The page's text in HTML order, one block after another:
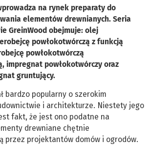
na rynek preparaty do
elementów drewnianych. Seria
GreinWood obejmuje: olej
powłokotwórczą z funkcją
powłokotwórczą
impregnat powłokotwórczy oraz
gruntujący.
bardzo popularny o szerokim
i architekturze. Niestety jego
fakt, że jest ono podatne na
drewniane chętnie
przez projektantów domów i ogrodów.